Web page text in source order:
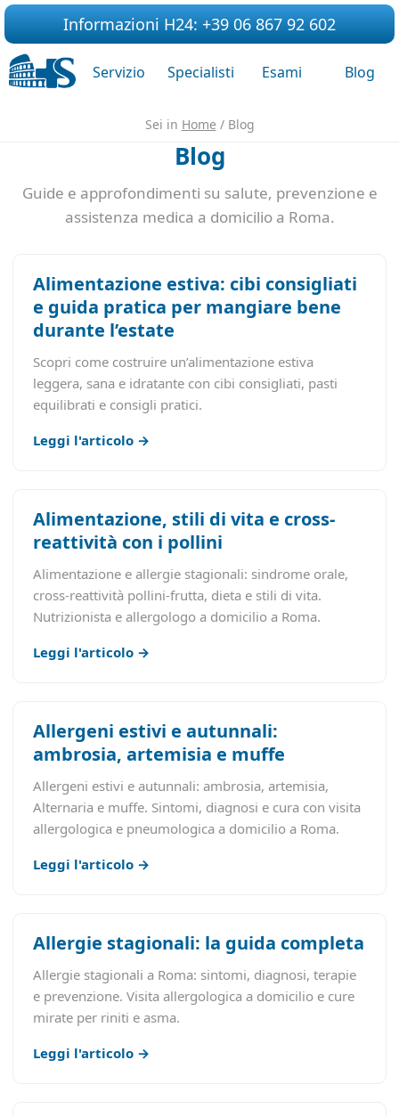
Informazioni H24: +39 06 867 92 602
Servizio Specialisti Esami Blog
Sei in Home / Blog
Blog
Guide e approfondimenti su salute, prevenzione e
assistenza medica a domicilio a Roma.
Alimentazione estiva: cibi consigliati
e guida pratica per mangiare bene
durante l’estate
Scopri come costruire un’alimentazione estiva
leggera, sana e idratante con cibi consigliati, pasti
equilibrati e consigli pratici.
Leggi l'articolo →
Alimentazione, stili di vita e cross-
reattività con i pollini
Alimentazione e allergie stagionali: sindrome orale,
cross-reattività pollini-frutta, dieta e stili di vita.
Nutrizionista e allergologo a domicilio a Roma.
Leggi l'articolo →
Allergeni estivi e autunnali:
ambrosia, artemisia e muffe
Allergeni estivi e autunnali: ambrosia, artemisia,
Alternaria e muffe. Sintomi, diagnosi e cura con visita
allergologica e pneumologica a domicilio a Roma.
Leggi l'articolo →
Allergie stagionali: la guida completa
Allergie stagionali a Roma: sintomi, diagnosi, terapie
e prevenzione. Visita allergologica a domicilio e cure
mirate per riniti e asma.
Leggi l'articolo →